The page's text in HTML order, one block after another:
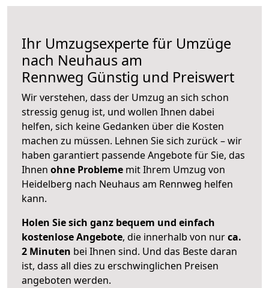
Ihr Umzugsexperte für Umzüge
nach Neuhaus am
Rennweg Günstig und Preiswert
Wir verstehen, dass der Umzug an sich schon
stressig genug ist, und wollen Ihnen dabei
helfen, sich keine Gedanken über die Kosten
machen zu müssen. Lehnen Sie sich zurück – wir
haben garantiert passende Angebote für Sie, das
Ihnen ohne Probleme mit Ihrem Umzug von
Heidelberg nach Neuhaus am Rennweg helfen
kann.
Holen Sie sich ganz bequem und einfach
kostenlose Angebote, die innerhalb von nurca.
2 Minuten bei Ihnen sind. Und das Beste daran
ist, dass all dies zu erschwinglichen Preisen
angeboten werden.